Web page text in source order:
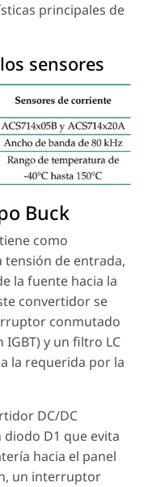
principales de
sensores
Buck
como
tensión de entrada,
la fuente hacia la
convertidor se
conmutado
IGBT) y un filtro LC
la requerida por la
DC/DC
D1 que evita
hacia el panel
un interruptor